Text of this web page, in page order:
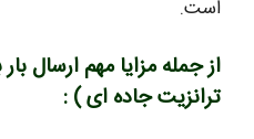
است.
از جمله مزایا مهم ارسال
ترانزیت جاده ای ) :